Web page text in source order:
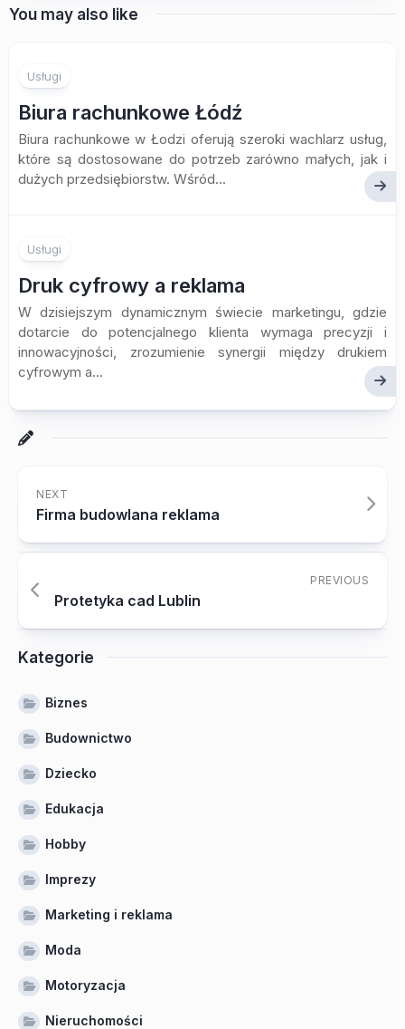
You may also like
Usługi
Biura rachunkowe Łódź
Biura rachunkowe w Łodzi oferują szeroki wachlarz usług,
które są dostosowane do potrzeb zarówno małych, jak i
dużych przedsiębiorstw. Wśród...
Usługi
Druk cyfrowy a reklama
W dzisiejszym dynamicznym świecie marketingu, gdzie
dotarcie do potencjalnego klienta wymaga precyzji i
innowacyjności, zrozumienie synergii między drukiem
cyfrowym a...
NEXT
Firma budowlana reklama
PREVIOUS
Protetyka cad Lublin
Kategorie
Biznes
Budownictwo
Dziecko
Edukacja
Hobby
Imprezy
Marketing i reklama
Moda
Motoryzacja
Nieruchomości